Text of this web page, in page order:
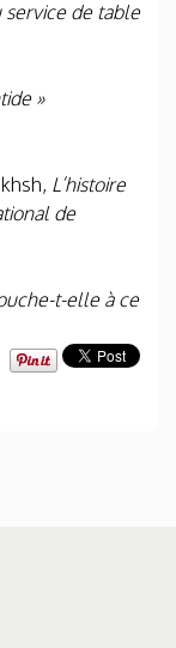
service de table
»
L’histoire
de
t-elle à ce